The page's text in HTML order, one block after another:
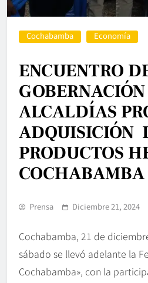
Cochabamba Economía
ENCUENTRO
ALCALDÍAS
ADQUISICIÓN
PRODUCTOS
COCHABAMBA
Prensa Diciembre 21, 2024
Cochabamba, 21 de
sábado se llevó adelante la
Cochabamba», con la